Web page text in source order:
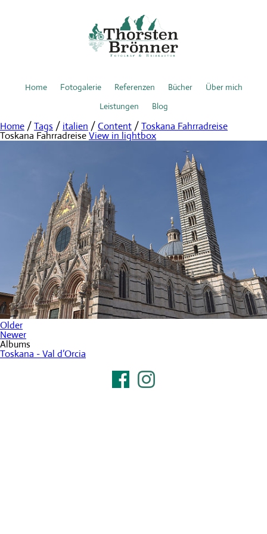
Home Fotogalerie Referenzen Bücher
Über mich
Leistungen
Blog
Home /Tags / italien /Content /Toskana Fahrradreise
Toskana FahrradreiseView in lightbox
Older
Newer
Albums
Toskana - Val d’Orcia